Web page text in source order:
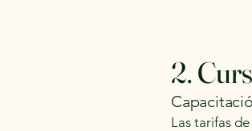
2.
Las tarifas